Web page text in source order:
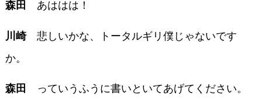
森田 あははは！
川崎悲しいかな、トータルギリ僕じゃないです
か。
森田 っていうふうに書いといてあげてください。